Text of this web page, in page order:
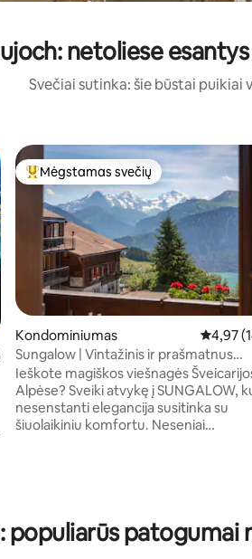
netoliese
Svečiai sutinka: šie būstai puikiai
4,98 iš 5, atsiliepimų: 1 068
Svečių mėgstamiausias
Mėgstamas svečių
Kondominiumas
4,97
Sungalow | Vintažinis ir prašmatnus
panoraminis Alpių namelis
Ieškote magiškos viešnagės
Alpėse? Sveiki atvykę į SUNGALOW,
nesenstanti elegancija susitinka su
šiuolaikiniu komfortu. Neseniai
metrų nuo autobusų stotelės iki
Interlakeno ir Beatenbergo stoties.
populiarūs patogumai